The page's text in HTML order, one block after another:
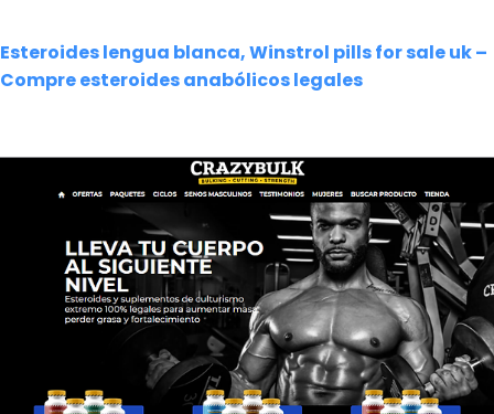
Esteroides lengua blanca, Winstrol pills for sale uk –
Compre esteroides anabólicos legales